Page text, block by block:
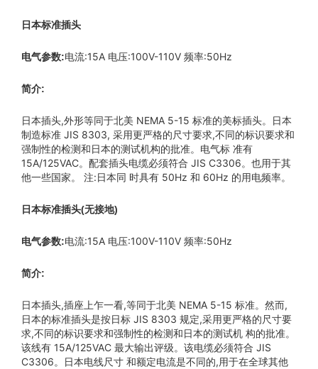
日本标准插头
电气参数:电流:15A 电压:100V-110V 频率:50Hz
简介:
日本插头,外形等同于北美 NEMA 5-15 标准的美标插头。日本
制造标准 JIS 8303, 采用更严格的尺寸要求,不同的标识要求和
强制性的检测和日本的测试机构的批准。电气标 准有
15A/125VAC。配套插头电缆必须符合 JIS C3306。也用于其
他一些国家。 注:日本同 时具有 50Hz 和 60Hz 的用电频率。
日本标准插头(无接地)
电气参数:电流:15A 电压:100V-110V 频率:50Hz
简介:
日本插头,插座上乍一看,等同于北美 NEMA 5-15 标准。然而,
日本的标准插头是按日标 JIS 8303 规定,采用更严格的尺寸要
求,不同的标识要求和强制性的检测和日本的测试机 构的批准。
该线有 15A/125VAC 最大输出评级。该电缆必须符合 JIS
C3306。日本电线尺寸 和额定电流是不同的,用于在全球其他